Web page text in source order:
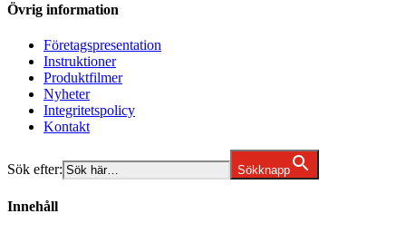
Övrig information
Företagspresentation
Instruktioner
Produktfilmer
Nyheter
Integritetspolicy
Kontakt
Sök efter: Sökknapp
Innehåll